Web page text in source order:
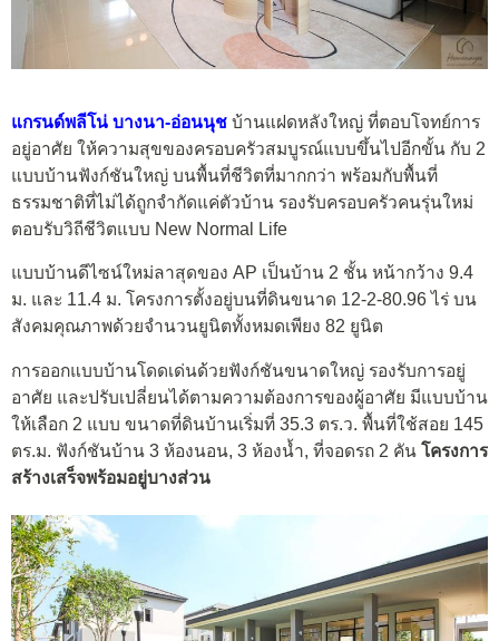
แกรนด์พลีโน่ บางนา-อ่อนนุช บ้านแฝดหลังใหญ่ ที่ตอบโจทย์การ
อยู่อาศัย ให้ความสุขของครอบครัวสมบูรณ์แบบขึ้นไปอีกขั้น กับ 2
แบบบ้านฟังก์ชันใหญ่ บนพื้นที่ชีวิตที่มากกว่า พร้อมกับพื้นที่
ธรรมชาติที่ไม่ได้ถูกจำกัดแค่ตัวบ้าน รองรับครอบครัวคนรุ่นใหม่
ตอบรับวิถีชีวิตแบบ New Normal Life
แบบบ้านดีไซน์ใหม่ลาสุดของ AP เป็นบ้าน 2 ชั้น หน้ากว้าง 9.4
ม. และ 11.4 ม. โครงการตั้งอยู่บนที่ดินขนาด 12-2-80.96 ไร่ บน
สังคมคุณภาพด้วยจำนวนยูนิตทั้งหมดเพียง 82 ยูนิต
การออกแบบบ้านโดดเด่นด้วยฟังก์ชันขนาดใหญ่ รองรับการอยู่
อาศัย และปรับเปลี่ยนได้ตามความต้องการของผู้อาศัย มีแบบบ้าน
ให้เลือก 2 แบบ ขนาดที่ดินบ้านเริ่มที่ 35.3 ตร.ว. พื้นที่ใช้สอย 145
ตร.ม. ฟังก์ชันบ้าน 3 ห้องนอน, 3 ห้องน้ำ, ที่จอดรถ 2 คัน โครงการ
สร้างเสร็จพร้อมอยู่บางส่วน